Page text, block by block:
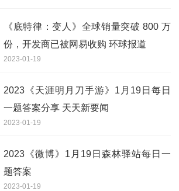
《底特律：变人》全球销量突破 800 万
份，开发商已被网易收购 环球报道
2023-01-19
2023《天涯明月刀手游》1月19日每日
一题答案分享 天天新要闻
2023-01-19
2023《微博》1月19日森林驿站每日一
题答案
2023-01-19